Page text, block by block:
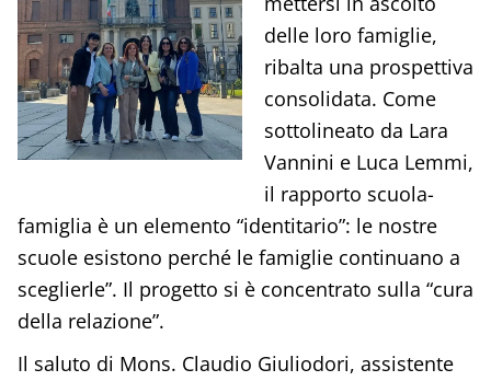
delle loro famiglie,
ribalta una prospettiva
consolidata. Come
sottolineato da Lara
Vannini e Luca Lemmi,
il rapporto scuola-
famiglia è un elemento “identitario”: le nostre
scuole esistono perché le famiglie continuano a
sceglierle”. Il progetto si è concentrato sulla “cura
della relazione”.
Il saluto di Mons. Claudio Giuliodori, assistente